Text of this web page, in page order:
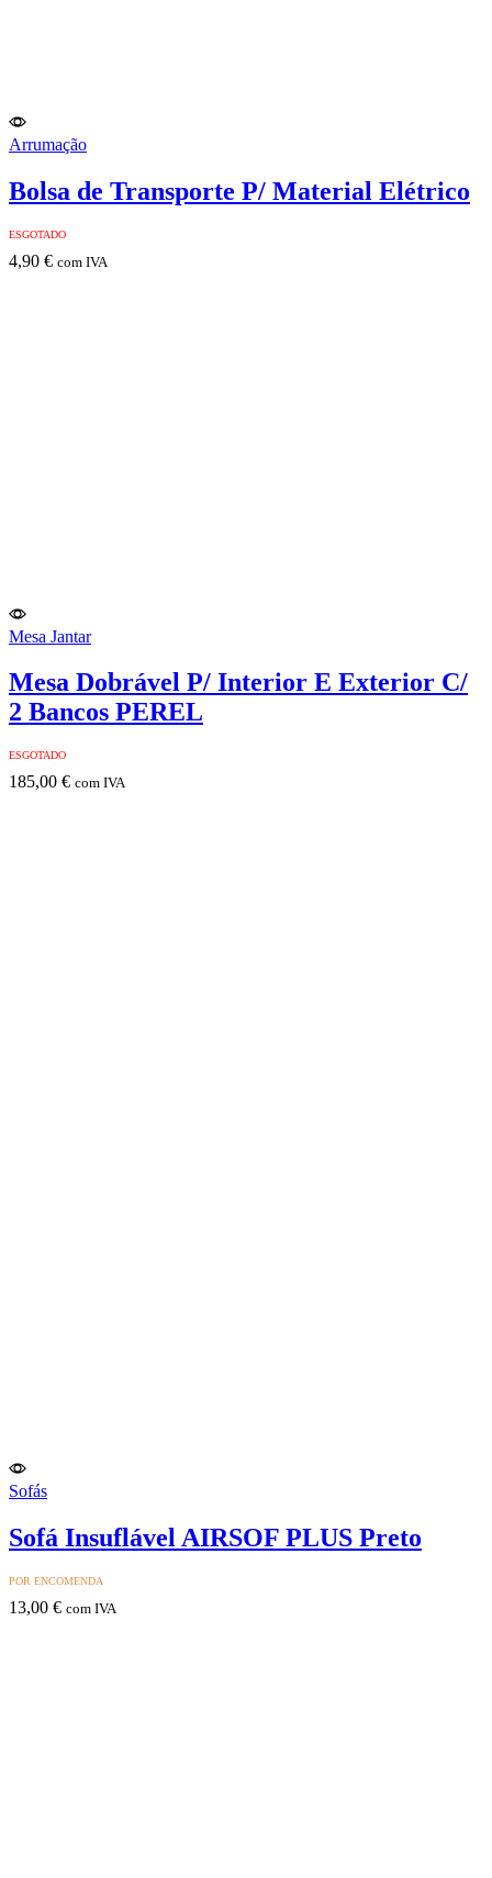
Arrumação
Bolsa de Transporte P/ Material Elétrico
ESGOTADO
4,90 € com IVA
Mesa Jantar
Mesa Dobrável P/ Interior E Exterior C/
2 Bancos PEREL
ESGOTADO
185,00 € com IVA
Sofás
Sofá Insuflável AIRSOF PLUS Preto
POR ENCOMENDA
13,00 € com IVA